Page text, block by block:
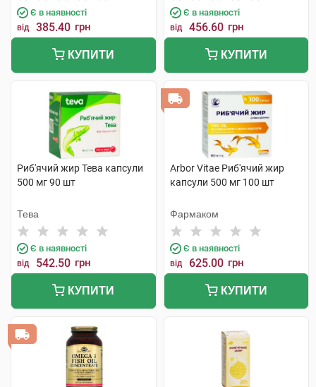
Є в наявності
від 385.40 грн
КУПИТИ
Є в наявності
від 456.60 грн
КУПИТИ
Риб'ячий жир Тева капсули
500 мг 90 шт
Тева
Є в наявності
від 542.50 грн
КУПИТИ
Arbor Vitae Риб'ячий жир
капсули 500 мг 100 шт
Фармаком
Є в наявності
від 625.00 грн
КУПИТИ